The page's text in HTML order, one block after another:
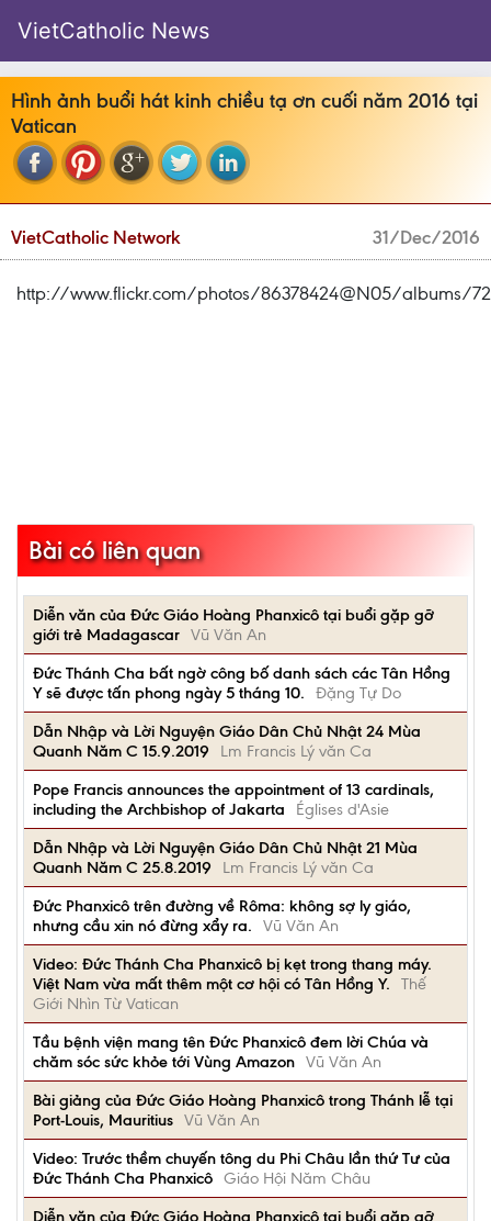
VietCatholic News
Hình ảnh buổi hát kinh chiều tạ ơn cuối năm 2016 tại
Vatican
VietCatholic Network 31/Dec/2016
http://www.flickr.com/photos/86378424@N05/albums/
Bài có liên quan
Diễn văn của Đức Giáo Hoàng Phanxicô tại buổi gặp gỡ
giới trẻ Madagascar Vũ Văn An
Đức Thánh Cha bất ngờ công bố danh sách các Tân Hồng
Y sẽ được tấn phong ngày 5 tháng 10.
Đặng Tự Do
Dẫn Nhập và Lời Nguyện Giáo Dân Chủ Nhật 24 Mùa
Quanh Năm C 15.9.2019
Lm Francis Lý văn Ca
Pope Francis announces the appointment of 13 cardinals,
including the Archbishop of Jakarta
Églises d'Asie
Dẫn Nhập và Lời Nguyện Giáo Dân Chủ Nhật 21 Mùa
Quanh Năm C 25.8.2019
Lm Francis Lý văn Ca
Đức Phanxicô trên đường về Rôma: không sợ ly giáo,
nhưng cầu xin nó đừng xẩy ra.
Vũ Văn An
Video: Đức Thánh Cha Phanxicô bị kẹt trong thang máy.
Việt Nam vừa mất thêm một cơ hội có Tân Hồng Y.
Thế
Giới Nhìn Từ Vatican
Tầu bệnh viện mang tên Đức Phanxicô đem lời Chúa và
chăm sóc sức khỏe tới Vùng Amazon Vũ Văn An
Bài giảng của Đức Giáo Hoàng Phanxicô trong Thánh lễ tại
Port-Louis, Mauritius Vũ Văn An
Video: Trước thềm chuyến tông du Phi Châu lần thứ Tư của
Đức Thánh Cha Phanxicô Giáo Hội Năm Châu
Diễn văn của Đức Giáo Hoàng Phanxicô tại buổi gặp gỡ